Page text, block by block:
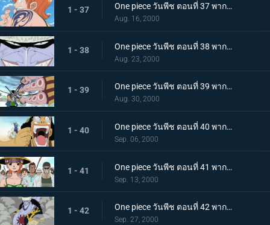
1 - 37 One piece วันพีช ตอนที่ 37 พากย์ไทย ลูฟี่พร้อมลุย จุดจบของสัญญาที่ถูกบิดพลิ้ว!
Aug. 16, 2000
1 - 38 One piece วันพีช ตอนที่ 38 พากย์ไทย ลูฟี่แย่แล้ว มนุษย์เงือก ปะทะ กลุ่มโจรสลัดลูฟี่
Aug. 23, 2000
1 - 39 One piece วันพีช ตอนที่ 39 พากย์ไทย ลูฟี่จมน้ำ โซโล ปะทะ หมึกยักษ์ฮัจจัง
Aug. 30, 2000
1 - 40 One piece วันพีช ตอนที่ 40 พากย์ไทย ศักดิ์ศรีของนักสู้ ซันจิกับอุซุปพบศึกหนัก
Sep. 06, 2000
1 - 41 One piece วันพีช ตอนที่ 41 พากย์ไทย ลูฟี่ลุยแหลก!!! ความมุ่งมั่นของนามิและหมวกฟาง
Sep. 13, 2000
1 - 42 One piece วันพีช ตอนที่ 42 พากย์ไทย ระเบิดศึก! การโจมตีจากใต้ทะเลของมนุษย์เงือกอารอง!
Sep. 27, 2000